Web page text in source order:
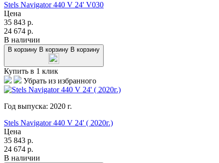
Stels Navigator 440 V 24' V030
Цена
35 843 р.
24 674 р.
В наличии
В корзину В корзину В корзину
Купить в 1 клик
Убрать из избранного
Год выпуска: 2020 г.
Stels Navigator 440 V 24' ( 2020г.)
Цена
35 843 р.
24 674 р.
В наличии